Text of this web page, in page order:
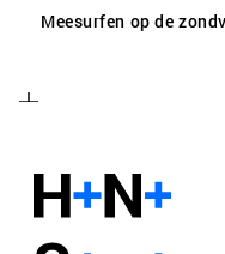
Meesurfen op de